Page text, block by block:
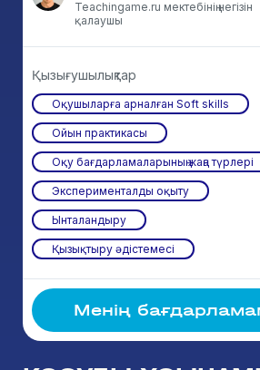
Teachingame.ru мектебінің негізін
қалаушы
Қызығушылықтар
Оқушыларға арналған Soft skills
Ойын практикасы
Оқу бағдарламаларының жаңа түрлері
Эксперименталды оқыту
Ынталандыру
Қызықтыру әдістемесі
Менің